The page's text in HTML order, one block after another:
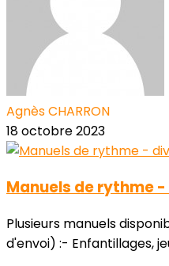
Agnès CHARRON
18 octobre 2023
Manuels de rythme
Plusieurs manuels
d'envoi) :- Enfantillages,